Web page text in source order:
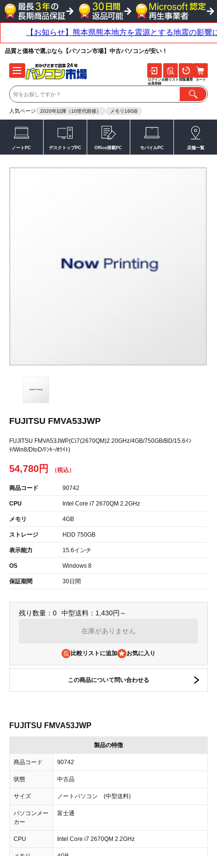
品質と価格で選ぶなら【パソコン市場】中古パソコンが安い！
人気ページ 2020年以降（10世代前後） メモリ16GB
ログイン
会員登録
比較リスト 閲覧履歴 カート
ノートPC デスクトップPC Office搭載PC モバイルPC 店舗一覧
FUJITSU FMVA53JWP
FUJITSU FMVA53JWP(Ci7(2670QM)2.20GHz/4GB/750GB/BD/15.6ｲﾝ
ﾁ/Win8/DtoD/ﾃﾝｷｰ/ﾎﾜｲﾄ)
54,780円
商品コード 90742
CPU Intel Core i7 2670QM 2.2GHz
メモリ 4GB
ストレージ HDD 750GB
表示能力 15.6インチ
OS Windows 8
保証期間 30日間
残り数量：0 中型送料：1,430円～
在庫がありません
比較リストに追加
この商品について問い合わせる
FUJITSU FMVA53JWP
製品の特徴
商品コード 90742
状態 中古品
サイズ ノートパソコン (中型送料)
パソコンメー
カー
富士通
CPU Intel Core i7 2670QM 2.2GHz